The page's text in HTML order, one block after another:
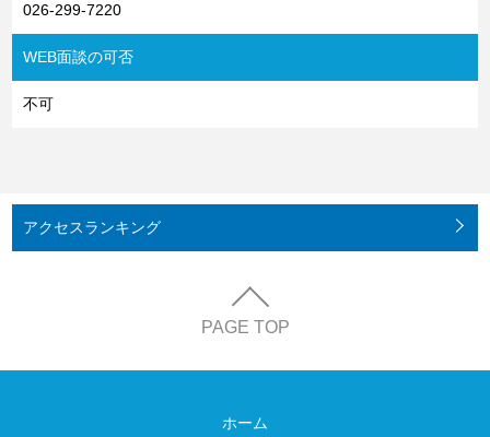
026-299-7220
WEB面談の可否
不可
アクセスランキング
PAGE TOP
ホーム